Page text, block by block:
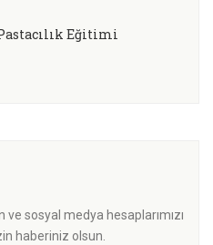
Eğitimi
ve sosyal medya hesaplarımızı
haberiniz olsun.